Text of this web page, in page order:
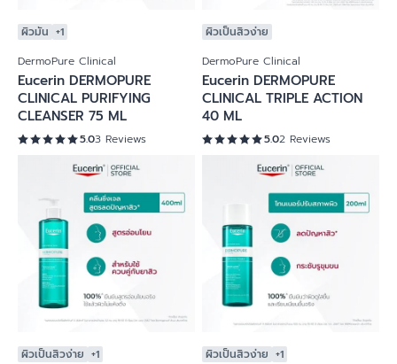
ผิวมัน +1
DermoPure Clinical
Eucerin DERMOPURE
CLINICAL PURIFYING
CLEANSER 75 ML
5.03 Reviews
ผิวเป็นสิวง่าย
DermoPure Clinical
Eucerin DERMOPURE
CLINICAL TRIPLE ACTION
40 ML
5.02 Reviews
ผิวเป็นสิวง่าย +1
ผิวเป็นสิวง่าย +1